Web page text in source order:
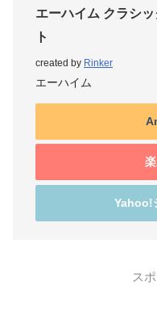
エーハイム クラシ
ト
created by Rinker
エーハイム
Yahoo!
ス